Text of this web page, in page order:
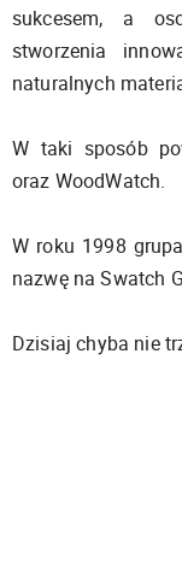
sukcesem, a
stworzenia
naturalnych
W taki sposób
oraz WoodWatch.
W roku 1998
nazwę na Swatch
Dzisiaj chyba nie